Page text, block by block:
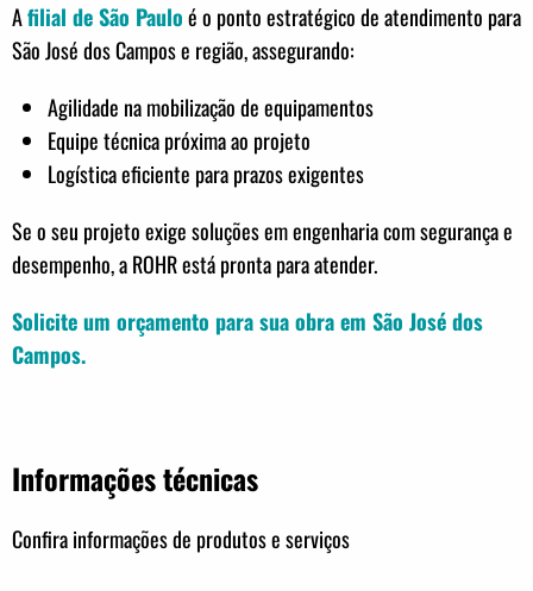
Afilial de São Pauloé o ponto estratégico de atendimento para
São José dos Campos e região, assegurando:
Agilidade na mobilização de equipamentos
Equipe técnica próxima ao projeto
Logística eficiente para prazos exigentes
Se o seu projeto exige soluções em engenharia com segurança e
desempenho, a ROHR está pronta para atender.
Solicite um orçamento para sua obra em São José dos
Campos.
Informações técnicas
Confira informações de produtos e serviços